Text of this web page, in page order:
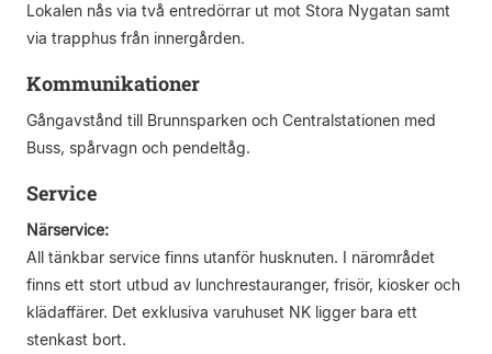
Lokalen nås via två entredörrar ut mot Stora Nygatan samt
via trapphus från innergården.
Kommunikationer
Gångavstånd till Brunnsparken och Centralstationen med
Buss, spårvagn och pendeltåg.
Service
Närservice:
All tänkbar service finns utanför husknuten. I närområdet
finns ett stort utbud av lunchrestauranger, frisör, kiosker och
klädaffärer. Det exklusiva varuhuset NK ligger bara ett
stenkast bort.